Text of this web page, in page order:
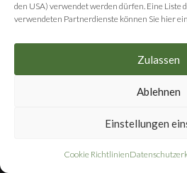
den USA) verwendet werden dürfen. Eine Liste
verwendeten Partnerdienste können Sie hier
Zulassen
Ablehnen
Einstellungen
Cookie Richtlinien
+49 (0) 2538
Email
info@pv-